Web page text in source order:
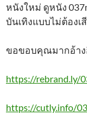
หนังใหม่ ดูหนัง
บันเทิงแบบไม่ต้องเ
ขอขอบคุณมากอ้าง
https://rebrand.ly/
https://cutly.info/